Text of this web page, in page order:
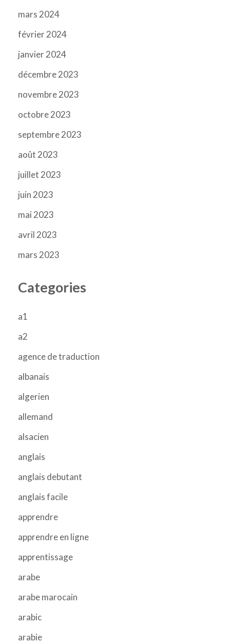
mars 2024
février 2024
janvier 2024
décembre 2023
novembre 2023
octobre 2023
septembre 2023
août 2023
juillet 2023
juin 2023
mai 2023
avril 2023
mars 2023
Categories
a1
a2
agence de traduction
albanais
algerien
allemand
alsacien
anglais
anglais debutant
anglais facile
apprendre
apprendre en ligne
apprentissage
arabe
arabe marocain
arabic
arabie